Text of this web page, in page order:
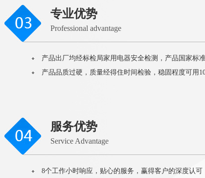
专业优势
Professional advantage
产品出厂均经标检局家用电器安全检测，产品国家标
产品品质过硬，质量经得住时间检验，稳固程度可用
服务优势
Service Advantage
8个工作小时响应，贴心的服务，赢得客户的深度认可